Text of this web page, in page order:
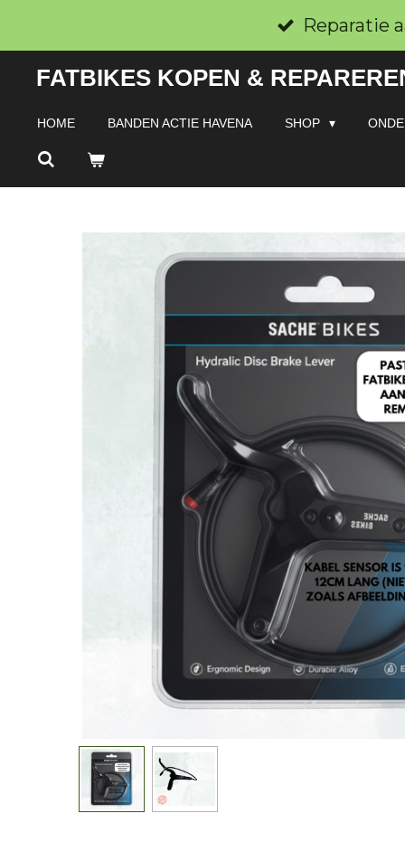
direct
naar
hoofdinhoud
Reparatie
FATBIKES KOPEN &
HOME BANDEN ACTIE HAVENA SHOP